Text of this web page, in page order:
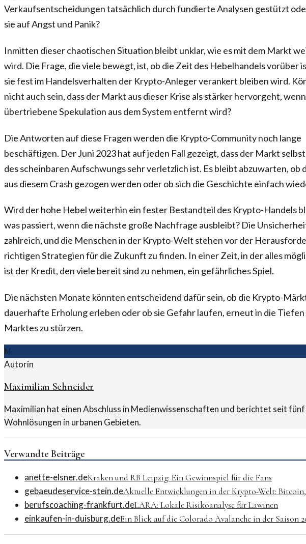
Verkaufsentscheidungen tatsächlich durch fundierte Analysen gestützt
sie auf Angst und Panik?
Inmitten dieser chaotischen Situation bleibt unklar, wie es mit dem Markt
wird. Die Frage, die viele bewegt, ist, ob die Zeit des Hebelhandels vorüber
sie fest im Handelsverhalten der Krypto-Anleger verankert bleiben wird.
nicht auch sein, dass der Markt aus dieser Krise als stärker hervorgeht,
übertriebene Spekulation aus dem System entfernt wird?
Die Antworten auf diese Fragen werden die Krypto-Community noch lange
beschäftigen. Der Juni 2023 hat auf jeden Fall gezeigt, dass der Markt
des scheinbaren Aufschwungs sehr verletzlich ist. Es bleibt abzuwarten, ob
aus diesem Crash gezogen werden oder ob sich die Geschichte einfach
Wird der hohe Hebel weiterhin ein fester Bestandteil des Krypto-Handels
was passiert, wenn die nächste große Nachfrage ausbleibt? Die
zahlreich, und die Menschen in der Krypto-Welt stehen vor der
richtigen Strategien für die Zukunft zu finden. In einer Zeit, in der alles
ist der Kredit, den viele bereit sind zu nehmen, ein gefährliches Spiel.
Die nächsten Monate könnten entscheidend dafür sein, ob die Krypto-
dauerhafte Erholung erleben oder ob sie Gefahr laufen, erneut in die Tiefen
Marktes zu stürzen.
M
Autorin
Maximilian Schneider
Maximilian hat einen Abschluss in Medienwissenschaften und berichtet seit
Wohnlösungen in urbanen Gebieten.
Verwandte Beiträge
anette-elsner.deKraken und RB Leipzig: Ein Gewinnspiel für die Fans
gebaeudeservice-stein.deAktuelle Entwicklungen in der Krypto-Welt:
berufscoaching-frankfurt.deLARA: Lokale Risikoanalyse für Lawinen
einkaufen-in-duisburg.deEin Blick auf die Colorado Avalanche in der Saison